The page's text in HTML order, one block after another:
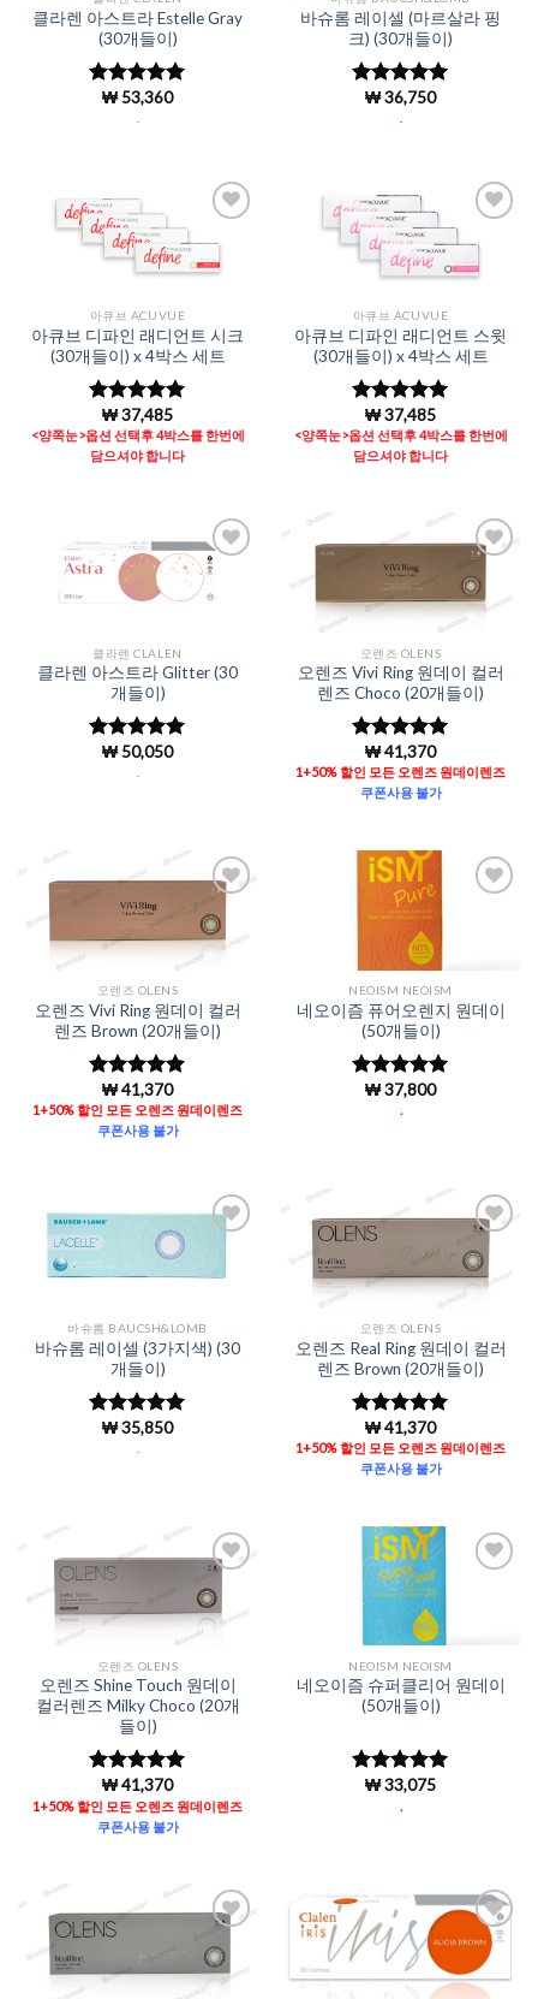
클라렌 아스트라 Estelle Gray
(30개들이)
5 중에서
로 평
₩53,360
바슈롬 레이셀 (마르살라 핑
크) (30개들이)
5 중에서
로 평
₩36,750
아큐브 ACUVUE
아큐브 디파인 래디언트 시크
(30개들이) x 4박스 세트
5 중에서
4.98로 평
가됨
₩37,485
<양쪽눈>옵션 선택후 4박스를 한번에
담으셔야 합니다
Wishlist
아큐브 ACUVUE
아큐브 디파인 래디언트 스윗
(30개들이) x 4박스 세트
5 중에서
4.98로 평
가됨
₩37,485
<양쪽눈>옵션 선택후 4박스를 한번에
담으셔야 합니다
Add to
Wishlist
클라렌 CLALEN
클라렌 아스트라 Glitter (30
개들이)
5 중에서
로 평
₩50,050
Add to
Wishlist
오렌즈 OLENS
오렌즈 Vivi Ring 원데이 컬러
렌즈 Choco (20개들이)
5 중에서
로 평가됨
₩41,370
1+50% 할인 모든 오렌즈 원데이렌즈
쿠폰사용 불가
Wishlist
오렌즈 OLENS
오렌즈 Vivi Ring 원데이 컬러
렌즈 Brown (20개들이)
5 중에서
로 평가됨
₩41,370
1+50% 할인 모든 오렌즈 원데이렌즈
쿠폰사용 불가
NEOISM NEOISM
네오이즘 퓨어오렌지 원데이
(50개들이)
5 중에서
로 평
₩37,800
.
바슈롬 BAUCSH&LOMB
바슈롬 레이셀 (3가지색) (30
개들이)
5 중에서
로 평가됨
₩35,850
Add to
Wishlist
오렌즈 OLENS
오렌즈 Real Ring 원데이 컬러
렌즈 Brown (20개들이)
5 중에서
로 평가됨
₩41,370
1+50% 할인 모든 오렌즈 원데이렌즈
쿠폰사용 불가
Add to
Wishlist
오렌즈 OLENS
오렌즈 Shine Touch 원데이
컬러렌즈 Milky Choco (20개
들이)
5 중에서
로 평가됨
₩41,370
1+50% 할인 모든 오렌즈 원데이렌즈
쿠폰사용 불가
NEOISM NEOISM
네오이즘 슈퍼클리어 원데이
(50개들이)
5 중에서
로 평
₩33,075
Add to
Wishlist
Add to
Wishlist